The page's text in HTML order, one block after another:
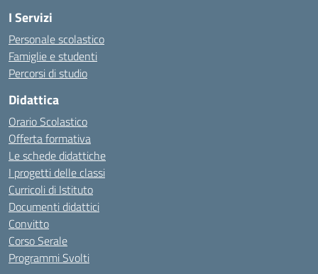
I Servizi
Personale scolastico
Famiglie e studenti
Percorsi di studio
Didattica
Orario Scolastico
Offerta formativa
Le schede didattiche
I progetti delle classi
Curricoli di Istituto
Documenti didattici
Convitto
Corso Serale
Programmi Svolti